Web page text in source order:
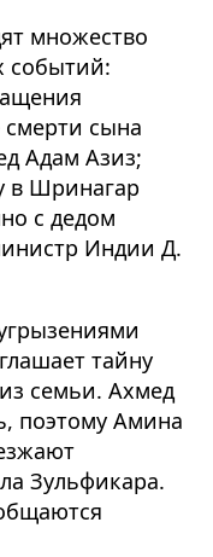
множество
событий:
сына
Адам Азиз;
в Шринагар
с дедом
Индии Д.
тайну
семьи. Ахмед
поэтому Амина
Зульфикара.